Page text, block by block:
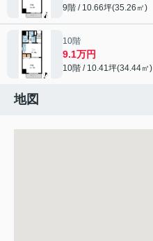
9階 / 10.66坪(35.26㎡)
10階
9.1万円
10階 / 10.41坪(34.44㎡)
地図